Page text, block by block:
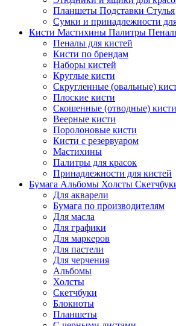
Планшеты Подставки Стулья
Сумки и принадлежности
Кисти Мастихины Палитры
Пеналы для кистей
Кисти по брендам
Наборы кистей
Круглые кисти
Скругленные (овальные)
Плоские кисти
Скошенные (отводные) кисти
Веерные кисти
Поролоновые кисти
Кисти с резервуаром
Мастихины
Палитры для красок
Принадлежности для кистей
Бумага Альбомы Холсты
Для акварели
Бумага по производителям
Для масла
Для графики
Для маркеров
Для пастели
Для черчения
Альбомы
Холсты
Скетчбуки
Блокноты
Планшеты